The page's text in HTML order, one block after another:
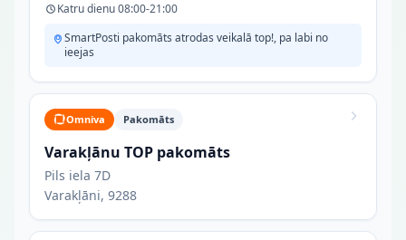
Katru dienu 08:00-21:00
SmartPosti pakomāts atrodas veikalā top!, pa labi no
ieejas
Omniva Pakomāts
Varakļānu TOP pakomāts
Pils iela 7D
Varakļāni, 9288